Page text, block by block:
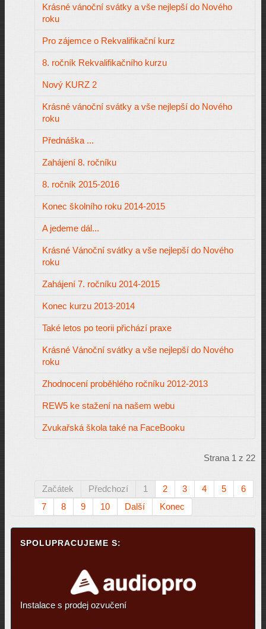
Krásné vánoční svátky a vše nejlepší do Nového
roku
Pro zájemce o Rekvalifikační kurz
8. ročník Rekvalifikačního kurzu
Nový KURZ 2
Krásné vánoční svátky a vše nejlepší do Nového
roku
Přednáška ...
Zahájení 8. ročníku
8. ročník 2015-2016
Konec školního roku 2014-2015
A jedeme dál...
Krásné Vánoční svátky a vše nejlepší do Nového
roku
Zahájení 7. ročníku 2014-2015
Konec kurzu 2013-2014
Také letos po teorii přichází praxe
Krásné Vánoční svátky a vše nejlepší do Nového
roku
Zhodnocení proběhlého ročníku 2012-2013
REW5 ke stažení na našem webu
Zvukařská škola také na FaceBooku
Strana 1 z 22
Začátek Předchozí 1 2 3 4 5
6
7
8 9 10 Další Konec
SPOLUPRACUJEME S:
Instalace s prodej ozvučení